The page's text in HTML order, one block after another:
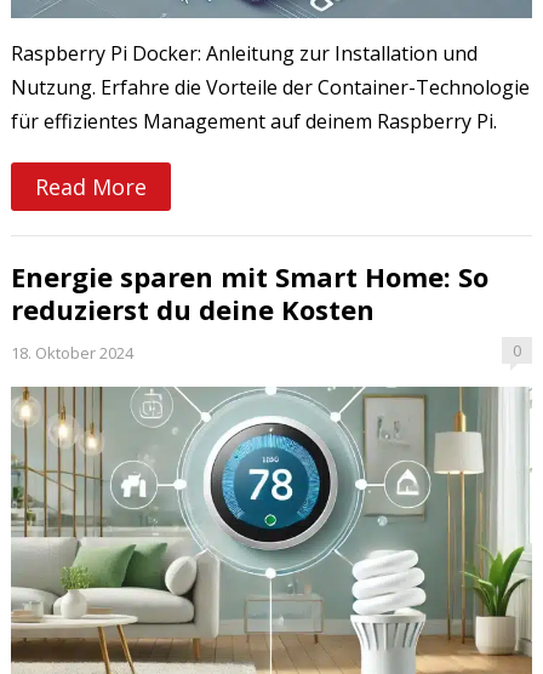
Raspberry Pi Docker: Anleitung zur Installation und
Nutzung. Erfahre die Vorteile der Container-Technologie
für effizientes Management auf deinem Raspberry Pi.
Read More
Energie sparen mit Smart Home: So
reduzierst du deine Kosten
18. Oktober 2024 0